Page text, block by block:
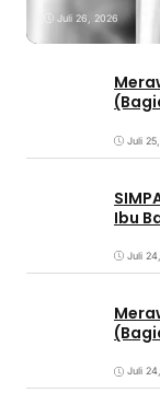
Juli 26, 2026
Juli
Ibu
Juli
Juli